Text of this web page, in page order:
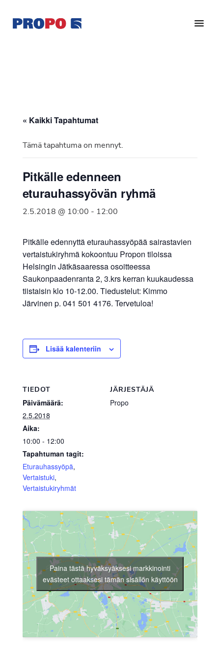
pääsisältöön
alatunnisteeseen
Ry
vuonna
Suomen
jäsenjärjestö.
« Kaikki Tapahtumat
Tämä tapahtuma on mennyt.
Pitkälle edenneen
eturauhassyövän ryhmä
2.5.2018 @ 10:00 - 12:00
Pitkälle edennyttä eturauhassyöpää sairastavien
vertaistukiryhmä kokoontuu Propon tiloissa
Helsingin Jätkäsaaressa osoitteessa
Saukonpaadenranta 2, 3.krs kerran kuukaudessa
tiistaisin klo 10-12.00. Tiedustelut: Kimmo
Järvinen p. 041 501 4176. Tervetuloa!
Lisää kalenteriin
TIEDOT
Päivämäärä:
2.5.2018
Aika:
10:00 - 12:00
Tapahtuman tagit:
Eturauhassyöpä,
Vertaistuki,
Vertaistukiryhmät
JÄRJESTÄJÄ
Propo
Paina tästä hyväksyäksesi markkinointi
evästeet ottaaksesi tämän sisällön käyttöön